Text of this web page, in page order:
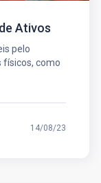
Ativos
pelo
físicos, como
14/08/23